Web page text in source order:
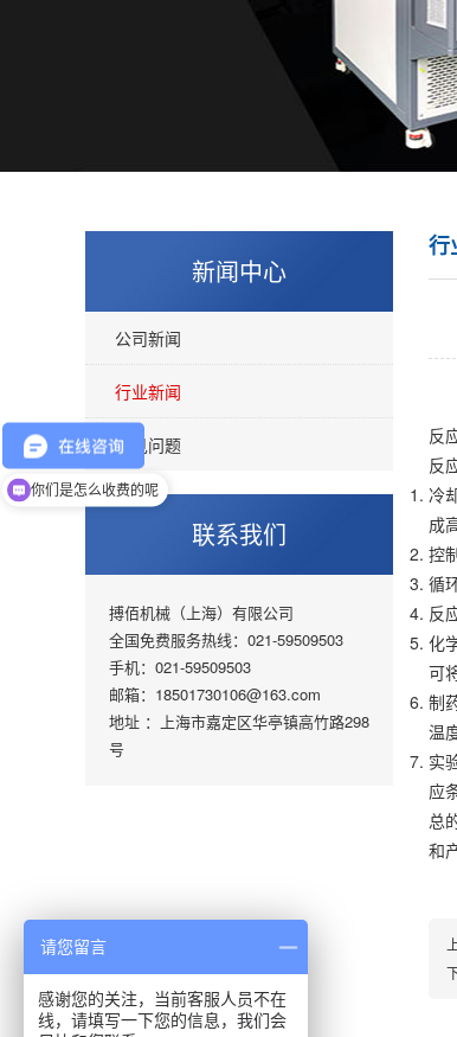
新闻中心
公司新闻
行业新闻
常见问题
联系我们
搏佰机械（上海）有限公司
全国免费服务热线：021-59509503
手机：021-59509503
邮箱：18501730106@163.com
地址 ：上海市嘉定区华亭镇高竹路298
号
行
反
反
冷
成
控
循
反
化
可
制
温
实
应
总
和
你们是怎么收费的呢
请您留言
感谢您的关注，当前客服人员不在
线，请填写一下您的信息，我们会